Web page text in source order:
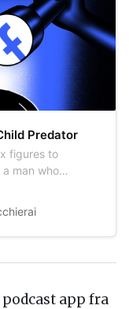
Predator
figures to
man who
app fra